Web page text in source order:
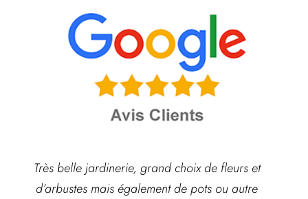
Très belle jardinerie, grand choix de fleurs et
d’arbustes mais également de pots ou autre